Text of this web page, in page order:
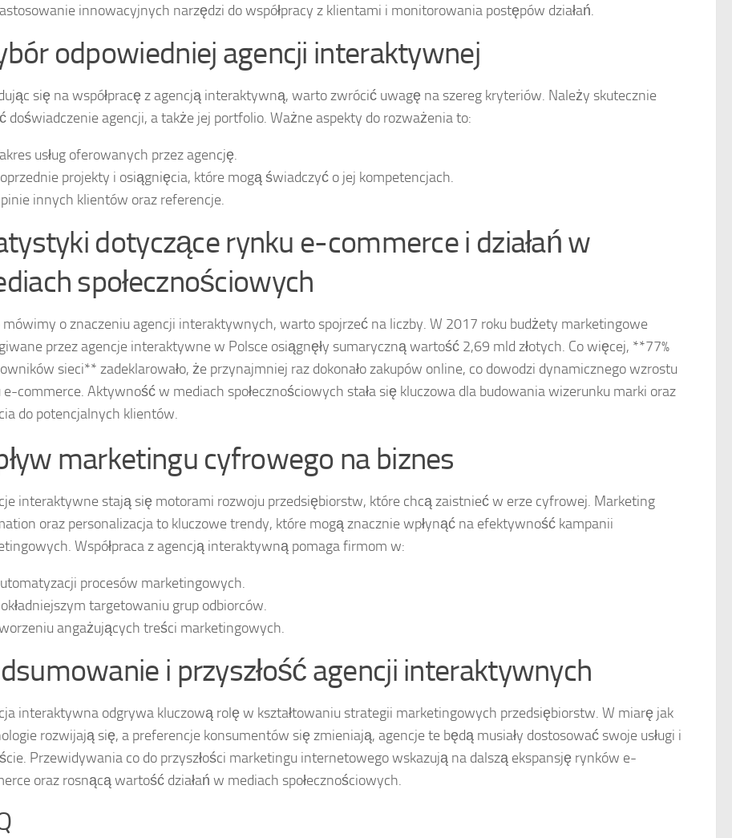
innowacyjnych narzędzi do współpracy z klientami i monitorowania postępów działań.
odpowiedniej agencji interaktywnej
się na współpracę z agencją interaktywną, warto zwrócić uwagę na szereg kryteriów. Należy skutecznie
doświadczenie agencji, a także jej portfolio. Ważne aspekty do rozważenia to:
usług oferowanych przez agencję.
projekty i osiągnięcia, które mogą świadczyć o jej kompetencjach.
innych klientów oraz referencje.
dotyczące rynku e-commerce i działań w
społecznościowych
mówimy o znaczeniu agencji interaktywnych, warto spojrzeć na liczby. W 2017 roku budżety marketingowe
przez agencje interaktywne w Polsce osiągnęły sumaryczną wartość 2,69 mld złotych. Co więcej, **77%
sieci** zadeklarowało, że przynajmniej raz dokonało zakupów online, co dowodzi dynamicznego wzrostu
e-commerce. Aktywność w mediach społecznościowych stała się kluczowa dla budowania wizerunku marki oraz
do potencjalnych klientów.
marketingu cyfrowego na biznes
interaktywne stają się motorami rozwoju przedsiębiorstw, które chcą zaistnieć w erze cyfrowej. Marketing
oraz personalizacja to kluczowe trendy, które mogą znacznie wpłynąć na efektywność kampanii
Współpraca z agencją interaktywną pomaga firmom w:
procesów marketingowych.
targetowaniu grup odbiorców.
angażujących treści marketingowych.
i przyszłość agencji interaktywnych
interaktywna odgrywa kluczową rolę w kształtowaniu strategii marketingowych przedsiębiorstw. W miarę jak
rozwijają się, a preferencje konsumentów się zmieniają, agencje te będą musiały dostosować swoje usługi i
Przewidywania co do przyszłości marketingu internetowego wskazują na dalszą ekspansję rynków e-
oraz rosnącą wartość działań w mediach społecznościowych.